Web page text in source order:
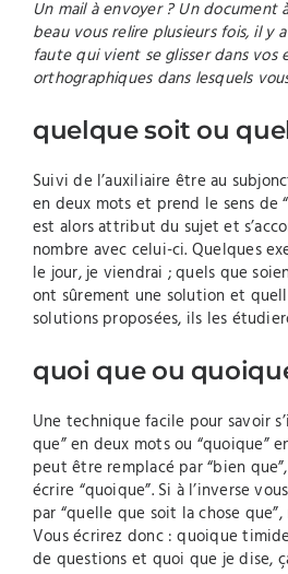
Un mail à envoyer ? Un document
beau vous relire plusieurs fois, il y
faute qui vient se glisser dans vos
orthographiques dans lesquels
quelque soit ou
Suivi de l’auxiliaire être au
en deux mots et prend le sens de
est alors attribut du sujet et
nombre avec celui-ci. Quelques
le jour, je viendrai ; quels que
ont sûrement une solution et
solutions proposées, ils les
quoi que ou
Une technique facile pour savoir
que” en deux mots ou “quoique”
peut être remplacé par “bien
écrire “quoique”. Si à l’inverse
par “quelle que soit la chose
Vous écrirez donc : quoique
de questions et quoi que je dise,